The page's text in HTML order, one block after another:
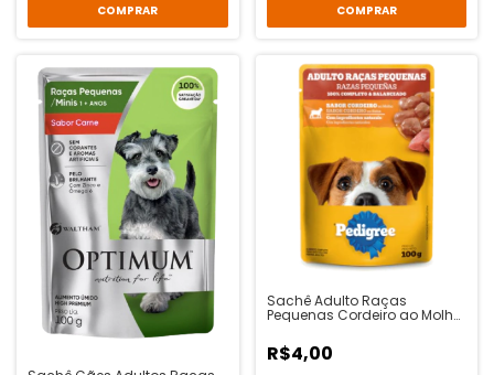
Sachê Adulto Raças
Pequenas Cordeiro ao Molho
R$4,00